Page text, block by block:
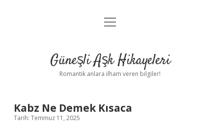
Anasayfa
Yasal Uyarı
menüyü
Güneşli Aşk Hikayeleri
Romantik anlara ilham veren bilgiler!
Kabz Ne Demek Kısaca
Tarih: Temmuz 11, 2025